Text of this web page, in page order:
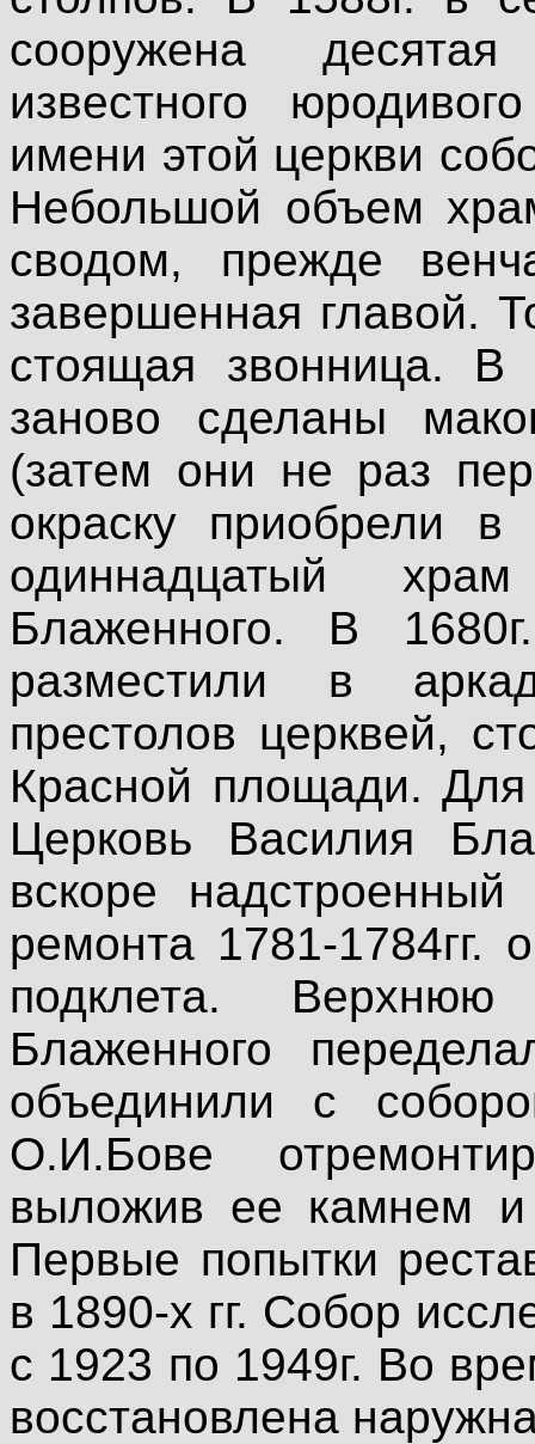
сооружена
известного
имени этой церкви
Небольшой объем
сводом, прежде
завершенная главой.
стоящая звонница.
заново сделаны
(затем они не раз
окраску приобрели
одиннадцатый
Блаженного. В
разместили в
престолов церквей,
Красной площади. Для
Церковь Василия
вскоре
ремонта 1781-1784гг.
подклета.
Блаженного
объединили с
О.И.Бове
выложив ее камнем и
Первые попытки
в 1890-х гг. Собор
с 1923 по 1949г. Во
восстановлена